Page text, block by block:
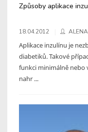
Způsoby aplikace
18.04.2012
Aplikace inzulínu je
diabetiků. Takové
funkci minimálně nebo
nahr ...